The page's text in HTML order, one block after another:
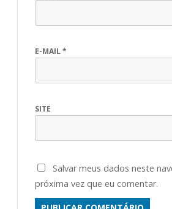
E-MAIL*
SITE
Salvar meus dados neste
próxima vez que eu comentar.